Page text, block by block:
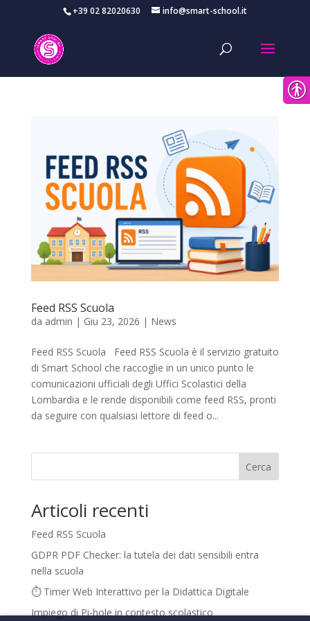
+39 02 82020630 info@smart-school.it
Feed RSS Scuola
da admin | Giu 23, 2026 | News
Feed RSS Scuola Feed RSS Scuola è il servizio gratuito
di Smart School che raccoglie in un unico punto le
comunicazioni ufficiali degli Uffici Scolastici della
Lombardia e le rende disponibili come feed RSS, pronti
da seguire con qualsiasi lettore di feed o...
Cerca
Articoli recenti
Feed RSS Scuola
GDPR PDF Checker: la tutela dei dati sensibili entra
nella scuola
⏱️ Timer Web Interattivo per la Didattica Digitale
Impiego di Pi-hole in contesto scolastico